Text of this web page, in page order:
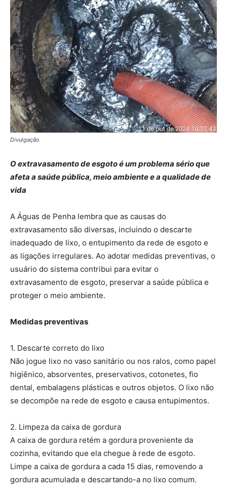
Divulgação
O extravasamento de esgoto é um problema sério que
afeta a saúde pública, meio ambiente e a qualidade de
vida
A Águas de Penha lembra que as causas do
extravasamento são diversas, incluindo o descarte
inadequado de lixo, o entupimento da rede de esgoto e
as ligações irregulares. Ao adotar medidas preventivas, o
usuário do sistema contribui para evitar o
extravasamento de esgoto, preservar a saúde pública e
proteger o meio ambiente.
Medidas preventivas
1. Descarte correto do lixo
Não jogue lixo no vaso sanitário ou nos ralos, como papel
higiênico, absorventes, preservativos, cotonetes, fio
dental, embalagens plásticas e outros objetos. O lixo não
se decompõe na rede de esgoto e causa entupimentos.
2. Limpeza da caixa de gordura
A caixa de gordura retém a gordura proveniente da
cozinha, evitando que ela chegue à rede de esgoto.
Limpe a caixa de gordura a cada 15 dias, removendo a
gordura acumulada e descartando-a no lixo comum.